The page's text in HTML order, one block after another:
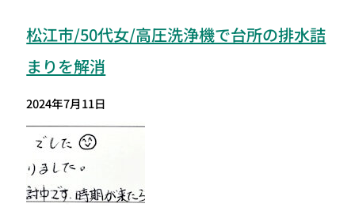
松江市/50代女/高圧洗浄機で台所の排水詰
まりを解消
2024年7月11日